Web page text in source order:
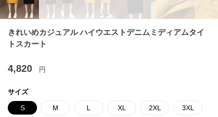
きれいめカジュアル ハイウエストデニムミディアムタイ
トスカート
4,820 円
サイズ
S M L XL 2XL 3XL